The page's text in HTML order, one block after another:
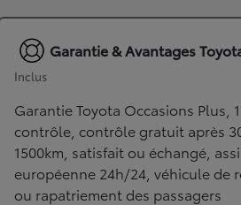
Garantie & Avantages
Inclus
Garantie Toyota Occasions Plus,
contrôle, contrôle gratuit après
1500km, satisfait ou échangé,
européenne 24h/24, véhicule de
ou rapatriement des passagers